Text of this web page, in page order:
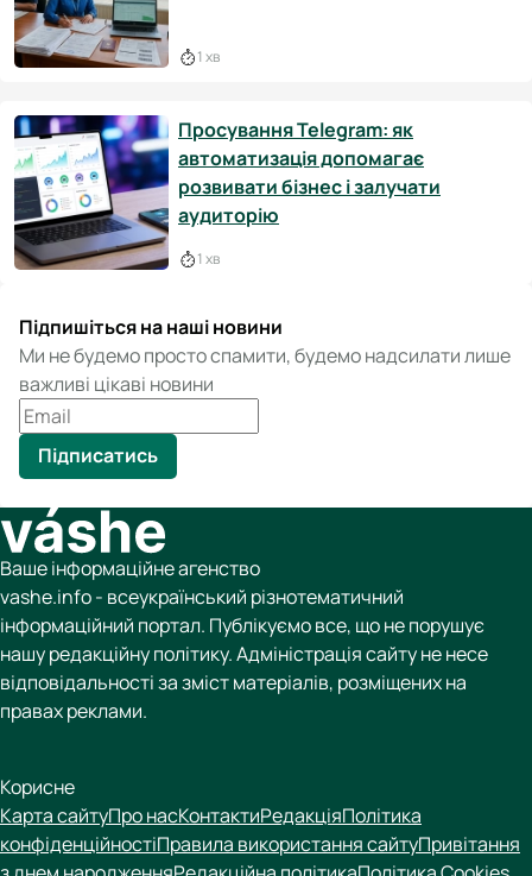
1 хв
Просування Telegram: як
автоматизація допомагає
розвивати бізнес і залучати
аудиторію
1 хв
Підпишіться на наші новини
Ми не будемо просто спамити, будемо надсилати лише
важливі цікаві новини
Підписатись
Ваше інформаційне агенство
vashe.info - всеукраїнський різнотематичний
інформаційний портал. Публікуємо все, що не порушує
нашу редакційну політику. Адміністрація сайту не несе
відповідальності за зміст матеріалів, розміщених на
правах реклами.
Корисне
Карта сайтуПро насКонтактиРедакціяПолітика
конфіденційностіПравила використання сайтуПривітання